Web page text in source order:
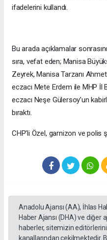
ifadelerini kullandı.
Bu arada açıklamalar
sıra, vefat eden; Manisa
Zeyrek, Manisa Tarzanı
eczacı Mete Erdem ile MHP İl
eczacı Neşe Gülersoy’un
bıraktı.
CHP'li Özel, garnizon ve polis
Anadolu Ajansı (AA), İhlas
Haber Ajansı (DHA) ve
haberler, sitemizin
kanallarından çekilmektedir.